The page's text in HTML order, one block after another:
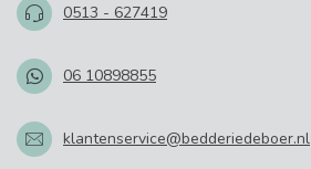
0513 - 627419
06 10898855
klantenservice@bedderiedeboer.nl